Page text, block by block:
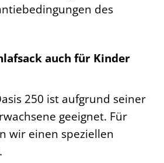
des
auch für Kinder
250 ist aufgrund seiner
geeignet. Für
wir einen speziellen